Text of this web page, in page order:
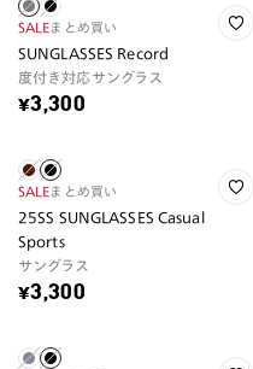
SALEまとめ買い
SUNGLASSES Record
度付き対応サングラス
¥3,300
SALEまとめ買い
25SS SUNGLASSES Casual
Sports
サングラス
¥3,300